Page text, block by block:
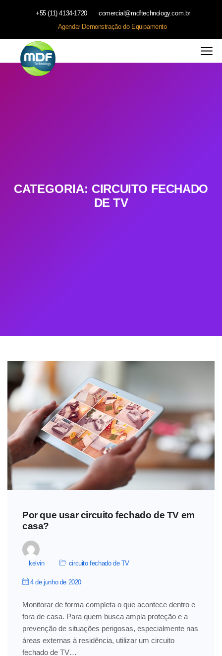
+55 (11) 4134-1720
comercial@mdftechnology.com.br
Agendar Demonstração do Equipamento
CATEGORIA: CIRCUITO FECHADO
DE TV
Por que usar circuito fechado de TV em
casa?
kelvin circuito fechado de TV
4 de junho de 2020
Monitorar de forma completa o que acontece dentro e
fora de casa. Para quem busca ampla proteção e a
prevenção de situações perigosas, especialmente nas
áreas externas à residência, utilizar um circuito
fechado de TV…